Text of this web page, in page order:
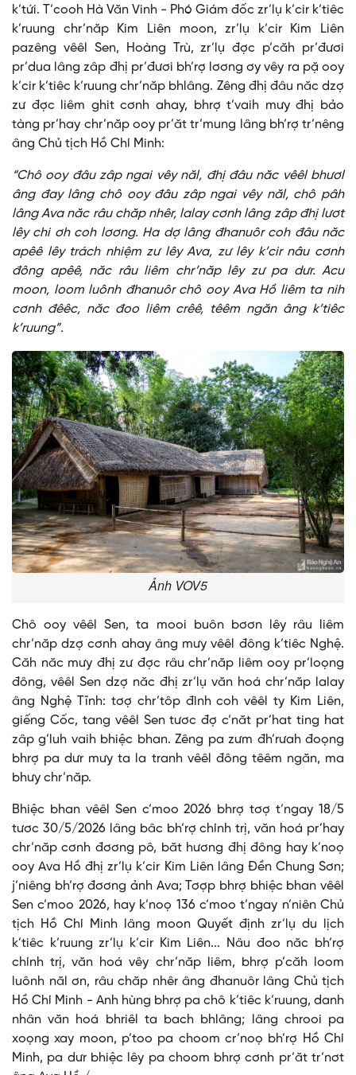
k’tứi. T’cooh Hà Văn Vinh - Phó Giám đốc zr’lụ k’cir k’tiêc
k’ruung chr’năp Kim Liên moon, zr’lụ k’cir Kim Liên
pazêng vêêl Sen, Hoàng Trù, zr’lụ đợc p’căh pr’đươi
pr’dua lâng zâp đhị pr’đươi bh’rợ lơơng ơy vêy ra pặ ooy
k’cir k’tiêc k’ruung chr’năp bhlâng. Zêng đhị đâu năc dzợ
zư đợc liêm ghit cơnh ahay, bhrợ t’vaih mưy đhị bảo
tàng pr’hay chr’năp ooy pr’ăt tr’mung lâng bh’rợ tr’nêng
âng Chủ tịch Hồ Chí Minh:
“Chô ooy đâu zâp ngai vêy năl, đhị đâu năc vêêl bhươl
âng đay lâng chô ooy đâu zâp ngai vêy năl, chô pâh
lâng Ava năc râu chăp nhêr, lalay cơnh lâng zâp đhị lươt
lêy chi ơh coh lơơng. Ha dợ lâng đhanuôr coh đâu năc
apêê lêy trách nhiệm zư lêy Ava, zư lêy k’cir nâu cơnh
đông apêê, năc râu liêm chr’năp lêy zư pa dưr. Acu
moon, loom luônh đhanuôr chô ooy Ava Hồ liêm ta nih
cơnh đêêc, năc đoo liêm crêê, têêm ngăn âng k’tiêc
k’ruung”.
Ảnh VOV5
Chô ooy vêêl Sen, ta mooi buôn bơơn lêy râu liêm
chr’năp dzợ cơnh ahay âng mưy vêêl đông k’tiêc Nghệ.
Căh năc mưy đhị zư đợc râu chr’năp liêm ooy pr’loọng
đông, vêêl Sen dzợ năc đhị zr’lụ văn hoá chr’năp lalay
âng Nghệ Tĩnh: tơợ chr’tôp đình coh vêêl ty Kim Liên,
giếng Cốc, tang vêêl Sen tươc đợ c’năt pr’hat ting hat
zâp g’luh vaih bhiệc bhan. Zêng pa zưm đh’rưah đoọng
bhrợ pa dưr mưy ta la tranh vêêl đông têêm ngăn, ma
bhưy chr’năp.
Bhiệc bhan vêêl Sen c’moo 2026 bhrợ tơợ t’ngay 18/5
tươc 30/5/2026 lâng bâc bh’rợ chính trị, văn hoá pr’hay
chr’năp cơnh đơơng pô, băt hương đhị đông hay k’noọ
ooy Ava Hồ đhị zr’lụ k’cir Kim Liên lâng Đền Chung Sơn;
j’niêng bh’rợ đơơng ảnh Ava; Tơợp bhrợ bhiệc bhan vêêl
Sen c’moo 2026, hay k’noọ 136 c’moo t’ngay n’niên Chủ
tịch Hồ Chí Minh lâng moon Quyết định zr’lụ du lịch
k’tiêc k’ruung zr’lụ k’cir Kim Liên... Nâu đoo năc bh’rợ
chính trị, văn hoá vêy chr’năp liêm, bhrợ p’căh loom
luônh năl ơn, râu chăp nhêr âng đhanuôr lâng Chủ tịch
Hồ Chí Minh - Anh hùng bhrợ pa chô k’tiêc k’ruung, danh
nhân văn hoá bhriêl ta bach bhlâng; lâng chrooi pa
xoọng xay moon, p’too pa choom cr’noọ bh’rợ Hồ Chí
Minh, pa dưr bhiệc lêy pa choom bhrợ cơnh pr’ăt tr’nơt